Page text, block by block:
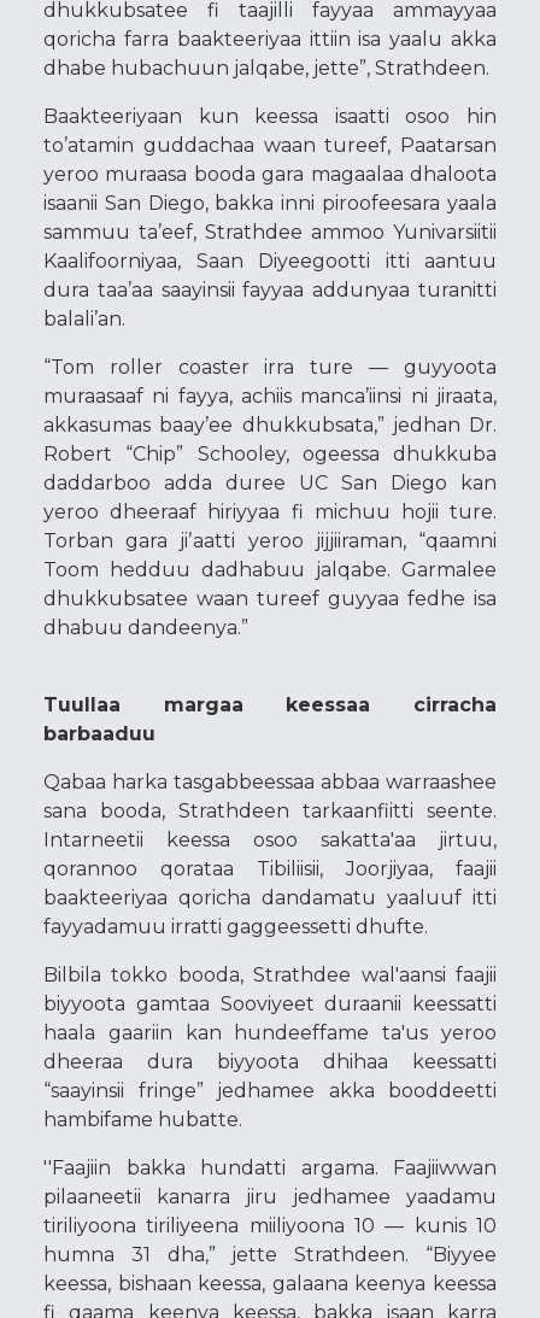
dhukkubsatee fi taajilli fayyaa ammayyaa
qoricha farra baakteeriyaa ittiin isa yaalu akka
dhabe hubachuun jalqabe, jette”, Strathdeen.
Baakteeriyaan kun keessa isaatti osoo hin
to’atamin guddachaa waan tureef, Paatarsan
yeroo muraasa booda gara magaalaa dhaloota
isaanii San Diego, bakka inni piroofeesara yaala
sammuu ta’eef, Strathdee ammoo Yunivarsiitii
Kaalifoorniyaa, Saan Diyeegootti itti aantuu
dura taa’aa saayinsii fayyaa addunyaa turanitti
balali’an.
“Tom roller coaster irra ture — guyyoota
muraasaaf ni fayya, achiis manca’iinsi ni jiraata,
akkasumas baay’ee dhukkubsata,” jedhan Dr.
Robert “Chip” Schooley, ogeessa dhukkuba
daddarboo adda duree UC San Diego kan
yeroo dheeraaf hiriyyaa fi michuu hojii ture.
Torban gara jiʼaatti yeroo jijjiiraman, “qaamni
Toom hedduu dadhabuu jalqabe. Garmalee
dhukkubsatee waan tureef guyyaa fedhe isa
dhabuu dandeenya.”
Tuullaa margaa keessaa cirracha
barbaaduu
Qabaa harka tasgabbeessaa abbaa warraashee
sana booda, Strathdeen tarkaanfiitti seente.
Intarneetii keessa osoo sakatta'aa jirtuu,
qorannoo qorataa Tibiliisii, Joorjiyaa, faajii
baakteeriyaa qoricha dandamatu yaaluuf itti
fayyadamuu irratti gaggeessetti dhufte.
Bilbila tokko booda, Strathdee wal'aansi faajii
biyyoota gamtaa Sooviyeet duraanii keessatti
haala gaariin kan hundeeffame ta'us yeroo
dheeraa dura biyyoota dhihaa keessatti
“saayinsii fringe” jedhamee akka booddeetti
hambifame hubatte.
''Faajiin bakka hundatti argama. Faajiiwwan
pilaaneetii kanarra jiru jedhamee yaadamu
tiriliyoona tiriliyeena miiliyoona 10 — kunis 10
humna 31 dha,” jette Strathdeen. “Biyyee
keessa, bishaan keessa, galaana keenya keessa
fi qaama keenya keessa, bakka isaan karra